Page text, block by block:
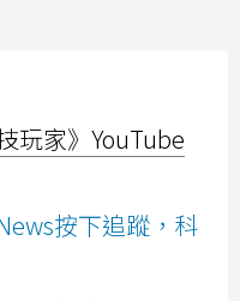
玩家》YouTube
按下追蹤，科